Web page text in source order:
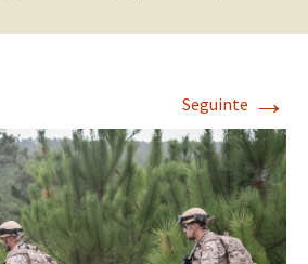
Seguinte →